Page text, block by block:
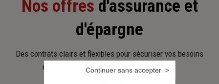
Nos offres d'assurance et
d'épargne
Des contrats clairs et flexibles pour sécuriser vos besoins
d’aujourd’hui et anticiper ceux de demain.
Continuer sans accepter